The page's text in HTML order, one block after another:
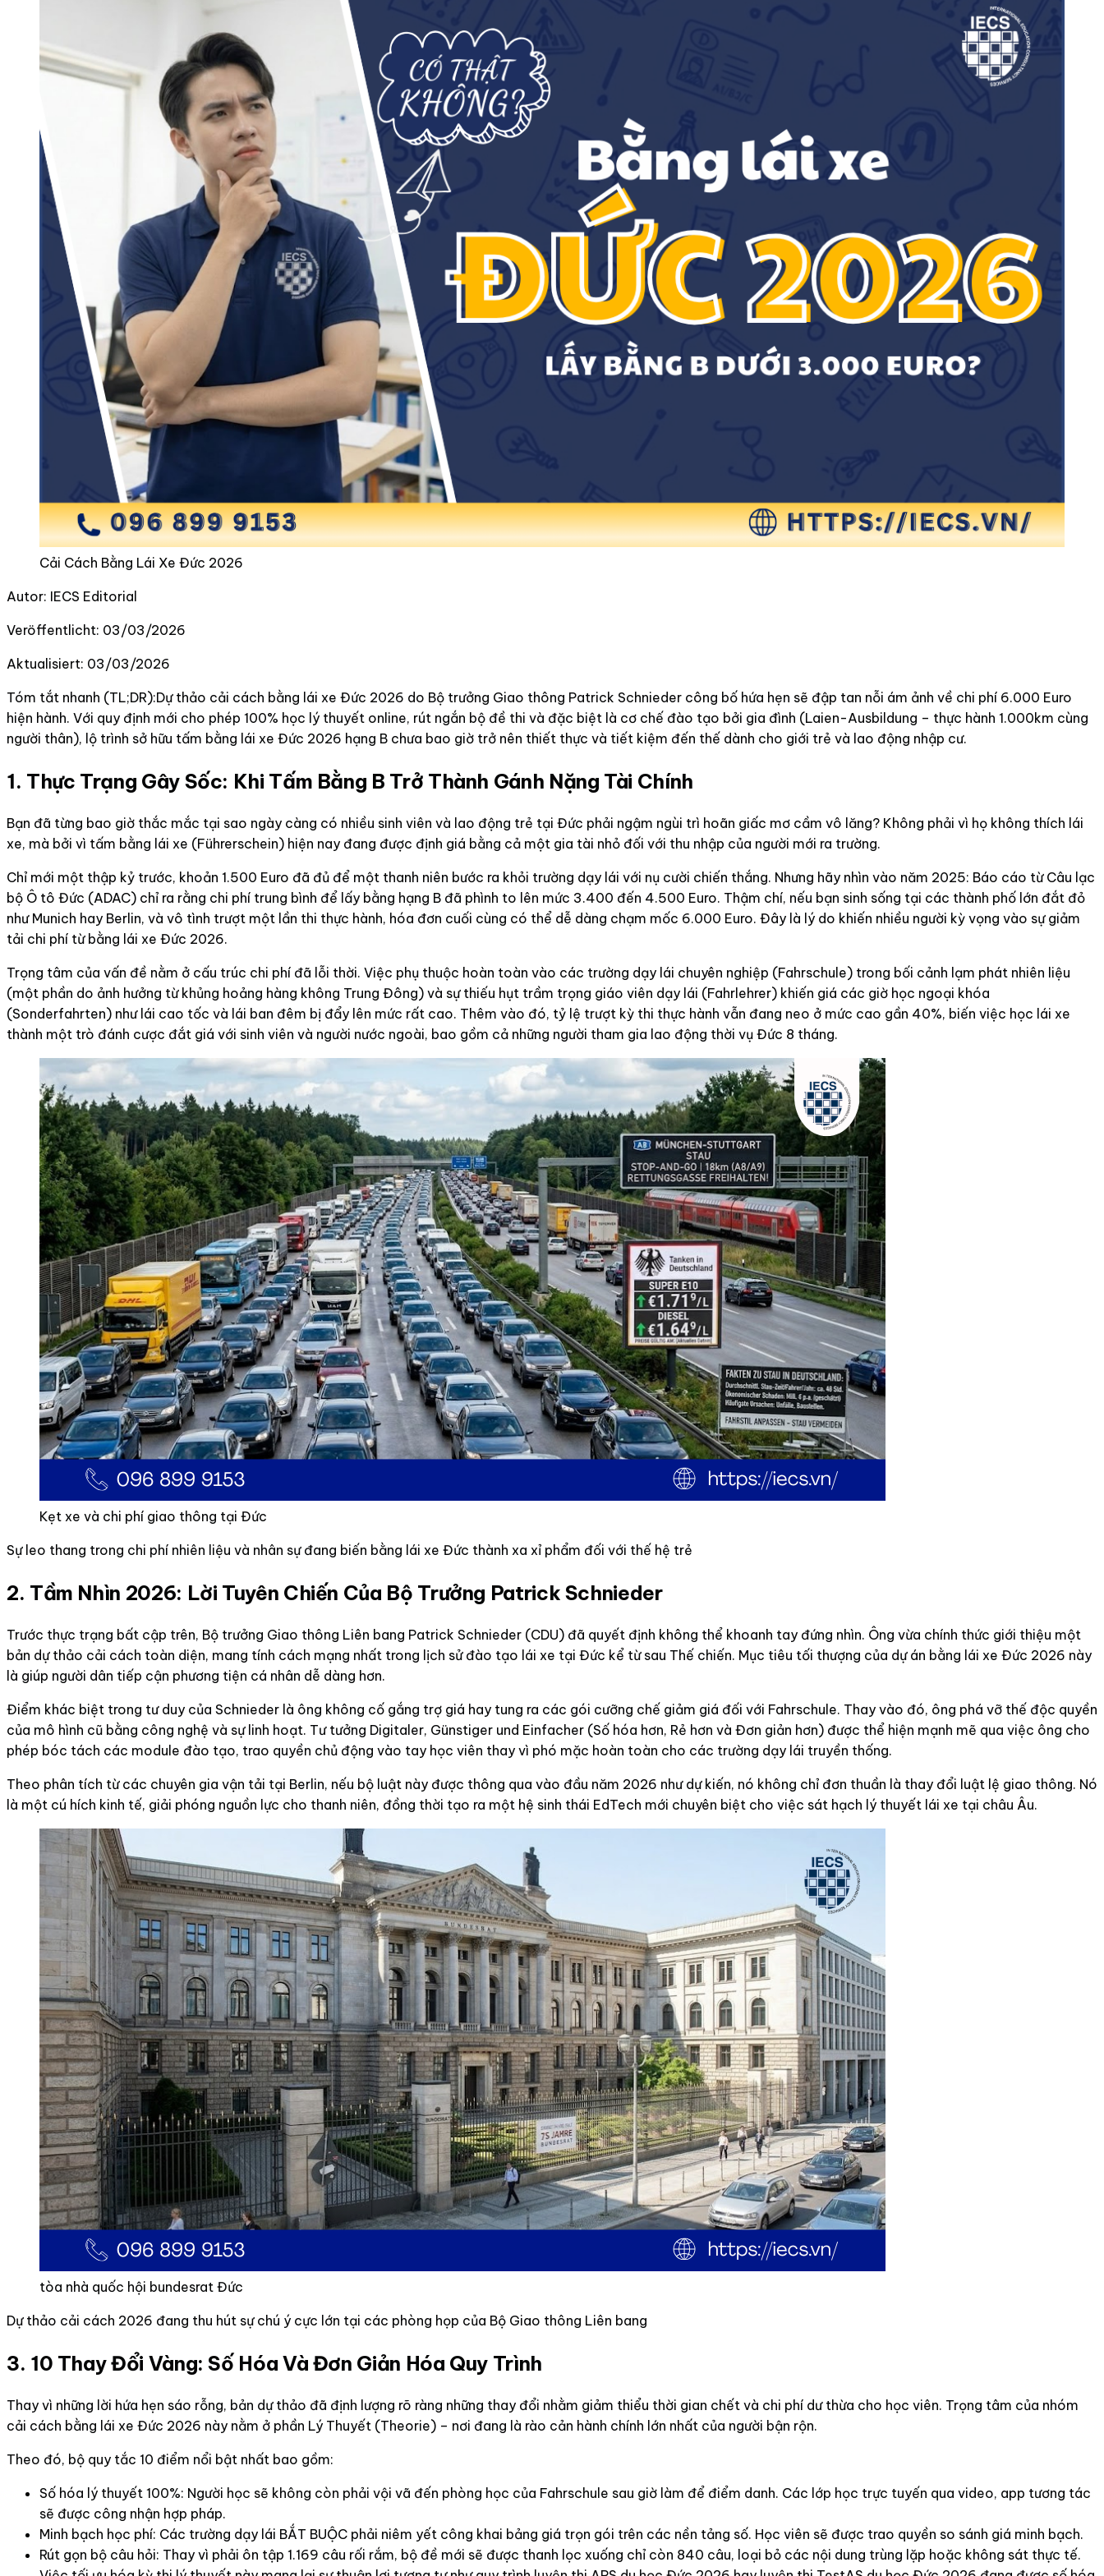
Cải Cách Bằng Lái Xe Đức 2026
Autor: IECS Editorial
Veröffentlicht: 03/03/2026
Aktualisiert: 03/03/2026
Tóm tắt nhanh (TL;DR):Dự thảo cải cách bằng lái xe Đức 2026 do Bộ trưởng Giao thông Patrick Schnieder công bố hứa hẹn sẽ đập tan nỗi ám ảnh về chi phí 6.000 Euro
hiện hành. Với quy định mới cho phép 100% học lý thuyết online, rút ngắn bộ đề thi và đặc biệt là cơ chế đào tạo bởi gia đình (Laien-Ausbildung – thực hành 1.000km cùng
người thân), lộ trình sở hữu tấm bằng lái xe Đức 2026 hạng B chưa bao giờ trở nên thiết thực và tiết kiệm đến thế dành cho giới trẻ và lao động nhập cư.
1. Thực Trạng Gây Sốc: Khi Tấm Bằng B Trở Thành Gánh Nặng Tài Chính
Bạn đã từng bao giờ thắc mắc tại sao ngày càng có nhiều sinh viên và lao động trẻ tại Đức phải ngậm ngùi trì hoãn giấc mơ cầm vô lăng? Không phải vì họ không thích lái
xe, mà bởi vì tấm bằng lái xe (Führerschein) hiện nay đang được định giá bằng cả một gia tài nhỏ đối với thu nhập của người mới ra trường.
Chỉ mới một thập kỷ trước, khoản 1.500 Euro đã đủ để một thanh niên bước ra khỏi trường dạy lái với nụ cười chiến thắng. Nhưng hãy nhìn vào năm 2025: Báo cáo từ Câu lạc
bộ Ô tô Đức (ADAC) chỉ ra rằng chi phí trung bình để lấy bằng hạng B đã phình to lên mức 3.400 đến 4.500 Euro. Thậm chí, nếu bạn sinh sống tại các thành phố lớn đắt đỏ
như Munich hay Berlin, và vô tình trượt một lần thi thực hành, hóa đơn cuối cùng có thể dễ dàng chạm mốc 6.000 Euro. Đây là lý do khiến nhiều người kỳ vọng vào sự giảm
tải chi phí từ bằng lái xe Đức 2026.
Trọng tâm của vấn đề nằm ở cấu trúc chi phí đã lỗi thời. Việc phụ thuộc hoàn toàn vào các trường dạy lái chuyên nghiệp (Fahrschule) trong bối cảnh lạm phát nhiên liệu
(một phần do ảnh hưởng từ khủng hoảng hàng không Trung Đông) và sự thiếu hụt trầm trọng giáo viên dạy lái (Fahrlehrer) khiến giá các giờ học ngoại khóa
(Sonderfahrten) như lái cao tốc và lái ban đêm bị đẩy lên mức rất cao. Thêm vào đó, tỷ lệ trượt kỳ thi thực hành vẫn đang neo ở mức cao gần 40%, biến việc học lái xe
thành một trò đánh cược đắt giá với sinh viên và người nước ngoài, bao gồm cả những người tham gia lao động thời vụ Đức 8 tháng.
Kẹt xe và chi phí giao thông tại Đức
Sự leo thang trong chi phí nhiên liệu và nhân sự đang biến bằng lái xe Đức thành xa xỉ phẩm đối với thế hệ trẻ
2. Tầm Nhìn 2026: Lời Tuyên Chiến Của Bộ Trưởng Patrick Schnieder
Trước thực trạng bất cập trên, Bộ trưởng Giao thông Liên bang Patrick Schnieder (CDU) đã quyết định không thể khoanh tay đứng nhìn. Ông vừa chính thức giới thiệu một
bản dự thảo cải cách toàn diện, mang tính cách mạng nhất trong lịch sử đào tạo lái xe tại Đức kể từ sau Thế chiến. Mục tiêu tối thượng của dự án bằng lái xe Đức 2026 này
là giúp người dân tiếp cận phương tiện cá nhân dễ dàng hơn.
Điểm khác biệt trong tư duy của Schnieder là ông không cố gắng trợ giá hay tung ra các gói cưỡng chế giảm giá đối với Fahrschule. Thay vào đó, ông phá vỡ thế độc quyền
của mô hình cũ bằng công nghệ và sự linh hoạt. Tư tưởng Digitaler, Günstiger und Einfacher (Số hóa hơn, Rẻ hơn và Đơn giản hơn) được thể hiện mạnh mẽ qua việc ông cho
phép bóc tách các module đào tạo, trao quyền chủ động vào tay học viên thay vì phó mặc hoàn toàn cho các trường dạy lái truyền thống.
Theo phân tích từ các chuyên gia vận tải tại Berlin, nếu bộ luật này được thông qua vào đầu năm 2026 như dự kiến, nó không chỉ đơn thuần là thay đổi luật lệ giao thông. Nó
là một cú hích kinh tế, giải phóng nguồn lực cho thanh niên, đồng thời tạo ra một hệ sinh thái EdTech mới chuyên biệt cho việc sát hạch lý thuyết lái xe tại châu Âu.
tòa nhà quốc hội bundesrat Đức
Dự thảo cải cách 2026 đang thu hút sự chú ý cực lớn tại các phòng họp của Bộ Giao thông Liên bang
3. 10 Thay Đổi Vàng: Số Hóa Và Đơn Giản Hóa Quy Trình
Thay vì những lời hứa hẹn sáo rỗng, bản dự thảo đã định lượng rõ ràng những thay đổi nhằm giảm thiểu thời gian chết và chi phí dư thừa cho học viên. Trọng tâm của nhóm
cải cách bằng lái xe Đức 2026 này nằm ở phần Lý Thuyết (Theorie) – nơi đang là rào cản hành chính lớn nhất của người bận rộn.
Theo đó, bộ quy tắc 10 điểm nổi bật nhất bao gồm:
Số hóa lý thuyết 100%: Người học sẽ không còn phải vội vã đến phòng học của Fahrschule sau giờ làm để điểm danh. Các lớp học trực tuyến qua video, app tương tác
sẽ được công nhận hợp pháp.
Minh bạch học phí: Các trường dạy lái BẮT BUỘC phải niêm yết công khai bảng giá trọn gói trên các nền tảng số. Học viên sẽ được trao quyền so sánh giá minh bạch.
Rút gọn bộ câu hỏi: Thay vì phải ôn tập 1.169 câu rối rắm, bộ đề mới sẽ được thanh lọc xuống chỉ còn 840 câu, loại bỏ các nội dung trùng lặp hoặc không sát thực tế.